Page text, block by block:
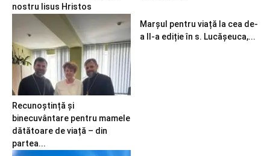
nostru Iisus Hristos
Recunoștință și
binecuvântare pentru mamele
dătătoare de viață – din
partea...
Marșul pentru viață la cea de-
a II-a ediție în s. Lucășeuca,...